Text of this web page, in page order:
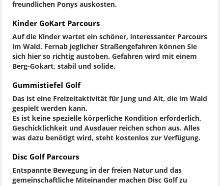
freundlichen Ponys auskosten.
Kinder GoKart Parcours
Auf die Kinder wartet ein schöner, interessanter Parcours
im Wald. Fernab jeglicher Straßengefahren können Sie
sich hier so richtig austoben. Gefahren wird mit einem
Berg-Gokart, stabil und solide.
Gummistiefel Golf
Das ist eine Freizeitaktivität für Jung und Alt, die im Wald
gespielt werden kann.
Es ist keine spezielle körperliche Kondition erforderlich,
Geschicklichkeit und Ausdauer reichen schon aus. Alles
was dazu benötigt wird, steht kostenlos zur Verfügung.
Disc Golf Parcours
Entspannte Bewegung in der freien Natur und das
gemeinschaftliche Miteinander machen Disc Golf zu